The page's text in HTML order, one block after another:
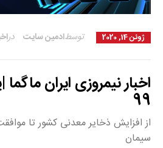
ژوئن 14, 2020 ادمین سایتتوسط در
99
از افزایش ذخایر معدنی کشور تا
سیمان